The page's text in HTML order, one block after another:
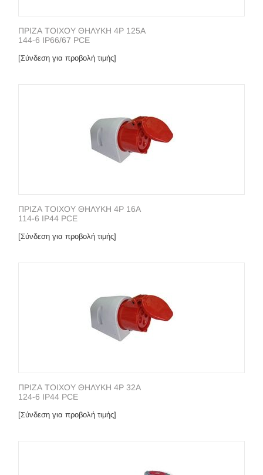
ΠΡΙΖΑ ΤΟΙΧΟΥ ΘΗΛΥΚΗ 4P 125A
144-6 IP66/67 PCE
[Σύνδεση για προβολή τιμής]
ΠΡΙΖΑ ΤΟΙΧΟΥ ΘΗΛΥΚΗ 4P 16A
114-6 IP44 PCE
[Σύνδεση για προβολή τιμής]
ΠΡΙΖΑ ΤΟΙΧΟΥ ΘΗΛΥΚΗ 4P 32A
124-6 IP44 PCE
[Σύνδεση για προβολή τιμής]